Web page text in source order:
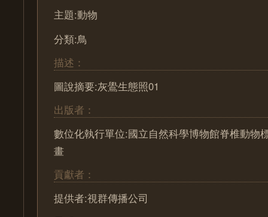
主題:動物
分類:鳥
描述：
圖說摘要:灰鷽生態照01
出版者：
數位化執行單位:國立自然科學博物館脊椎動物
畫
貢獻者：
提供者:視群傳播公司